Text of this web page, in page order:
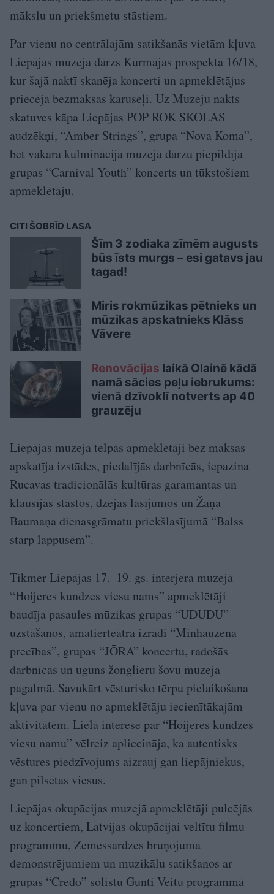
mākslu un priekšmetu stāstiem.
Par vienu no centrālajām satikšanās vietām kļuva
Liepājas muzeja dārzs Kūrmājas prospektā 16/18,
kur šajā naktī skanēja koncerti un apmeklētājus
priecēja bezmaksas karuseļi. Uz Muzeju nakts
skatuves kāpa Liepājas POP ROK SKOLAS
audzēkņi, “Amber Strings”, grupa “Nova Koma”,
bet vakara kulminācijā muzeja dārzu piepildīja
grupas “Carnival Youth” koncerts un tūkstošiem
apmeklētāju.
CITI ŠOBRĪD LASA
Šīm 3 zodiaka zīmēm augusts
būs īsts murgs – esi gatavs jau
tagad!
Miris rokmūzikas pētnieks un
mūzikas apskatnieks Klāss
Vāvere
Renovācijas laikā Olainē kādā
namā sācies peļu iebrukums:
vienā dzīvoklī notverts ap 40
grauzēju
Liepājas muzeja telpās apmeklētāji bez maksas
apskatīja izstādes, piedalījās darbnīcās, iepazina
Rucavas tradicionālās kultūras garamantas un
klausījās stāstos, dzejas lasījumos un Žaņa
Baumaņa dienasgrāmatu priekšlasījumā “Balss
starp lappusēm”.
Tikmēr Liepājas 17.–19. gs. interjera muzejā
“Hoijeres kundzes viesu nams” apmeklētāji
baudīja pasaules mūzikas grupas “UDUDU”
uzstāšanos, amatierteātra izrādi “Minhauzena
precības”, grupas “JŌRA” koncertu, radošās
darbnīcas un uguns žonglieru šovu muzeja
pagalmā. Savukārt vēsturisko tērpu pielaikošana
kļuva par vienu no apmeklētāju iecienītākajām
aktivitātēm. Lielā interese par “Hoijeres kundzes
viesu namu” vēlreiz apliecināja, ka autentisks
vēstures piedzīvojums aizrauj gan liepājniekus,
gan pilsētas viesus.
Liepājas okupācijas muzejā apmeklētāji pulcējās
uz koncertiem, Latvijas okupācijai veltītu filmu
programmu, Zemessardzes bruņojuma
demonstrējumiem un muzikālu satikšanos ar
grupas “Credo” solistu Gunti Veitu programmā